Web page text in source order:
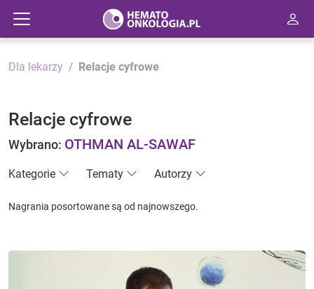
Dla lekarzy Relacje cyfrowe
Relacje cyfrowe
Wybrano: OTHMAN AL-SAWAF
Kategorie Tematy Autorzy
Nagrania posortowane są od najnowszego.